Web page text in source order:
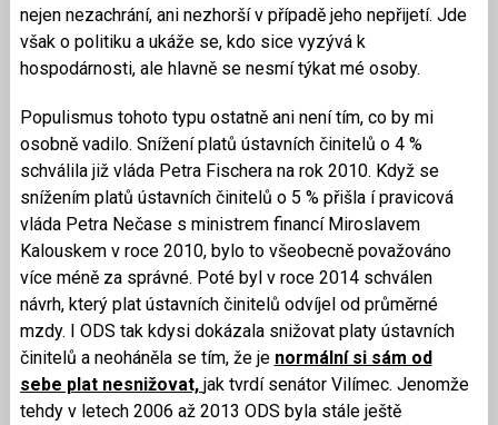
nejen nezachrání, ani nezhorší v případě jeho nepřijetí. Jde
však o politiku a ukáže se, kdo sice vyzývá k
hospodárnosti, ale hlavně se nesmí týkat mé osoby.
Populismus tohoto typu ostatně ani není tím, co by mi
osobně vadilo. Snížení platů ústavních činitelů o 4 %
schválila již vláda Petra Fischera na rok 2010. Když se
snížením platů ústavních činitelů o 5 % přišla í pravicová
vláda Petra Nečase s ministrem financí Miroslavem
Kalouskem v roce 2010, bylo to všeobecně považováno
více méně za správné. Poté byl v roce 2014 schválen
návrh, který plat ústavních činitelů odvíjel od průměrné
mzdy. I ODS tak kdysi dokázala snižovat platy ústavních
činitelů a neoháněla se tím, že je normální si sám od
sebe plat nesnižovat, jak tvrdí senátor Vilímec. Jenomže
tehdy v letech 2006 až 2013 ODS byla stále ještě